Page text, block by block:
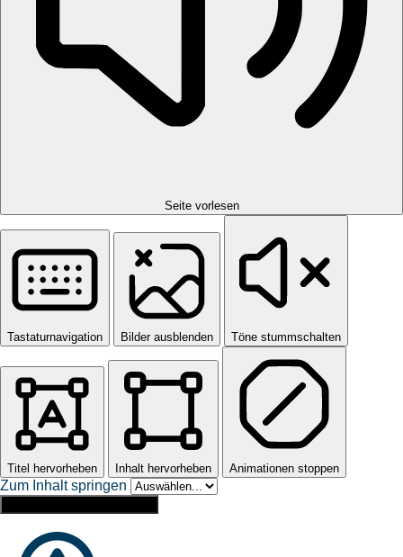
Seite vorlesen
Tastaturnavigation Bilder ausblenden Töne stummschalten
Titel hervorheben Inhalt hervorheben Animationen stoppen
Zum Inhalt springen